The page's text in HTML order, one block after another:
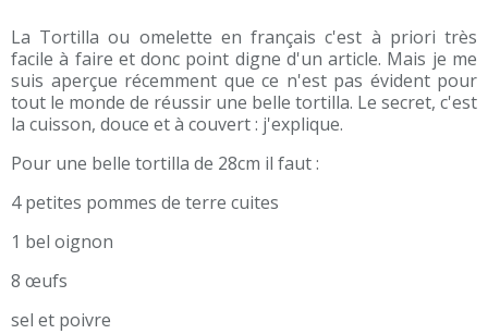
La Tortilla ou omelette en français c'est à priori très
facile à faire et donc point digne d'un article. Mais je me
suis aperçue récemment que ce n'est pas évident pour
tout le monde de réussir une belle tortilla. Le secret, c'est
la cuisson, douce et à couvert : j'explique.
Pour une belle tortilla de 28cm il faut :
4 petites pommes de terre cuites
1 bel oignon
8 œufs
sel et poivre